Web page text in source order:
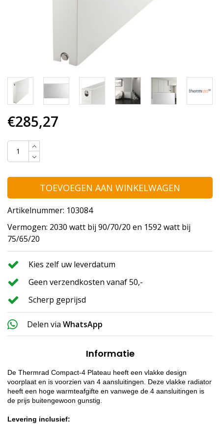
€285,27
TOEVOEGEN AAN WINKELWAGEN
Artikelnummer: 103084
Vermogen: 2030 watt bij 90/70/20 en 1592 watt bij
75/65/20
Kies zelf uw leverdatum
Geen verzendkosten vanaf 50,-
Scherp geprijsd
Delen via WhatsApp
Informatie
De Thermrad Compact-4 Plateau heeft een vlakke design
voorplaat en is voorzien van 4 aansluitingen. Deze vlakke radiator
heeft een hoge warmteafgifte en vanwege de 4 aansluitingen is
de prijs buitengewoon gunstig.
Levering inclusief: